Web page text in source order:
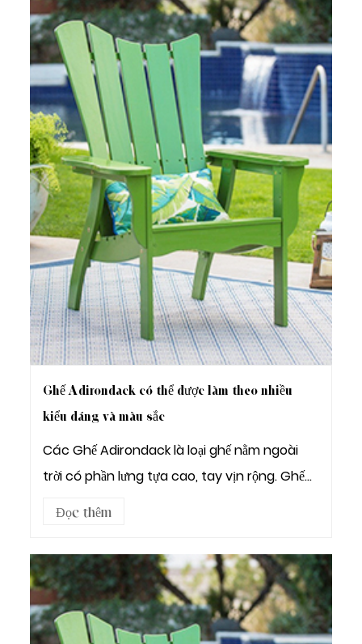
Ghế Adirondack có thể được làm theo nhiều
kiểu dáng và màu sắc
Các Ghế Adirondack là loại ghế nằm ngoài
trời có phần lưng tựa cao, tay vịn rộng. Ghế
Đọc thêm